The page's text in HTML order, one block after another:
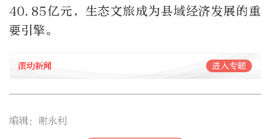
40.85亿元，生态文旅成为县域经济发展的重
要引擎。
滚动新闻 进入专题
编辑：谢永利